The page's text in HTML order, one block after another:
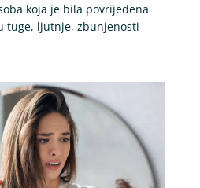
koja je bila povrijeđena
tuge, ljutnje, zbunjenosti